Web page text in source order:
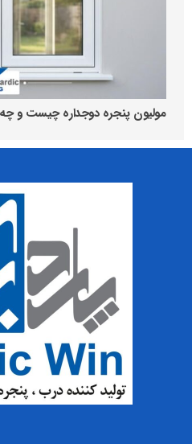
مولیون پنجره دوجداره چیست و چه